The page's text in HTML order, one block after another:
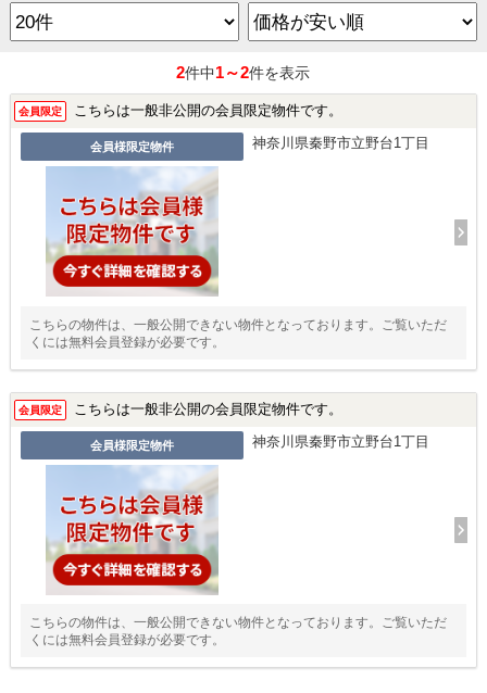
2件中1～2件を表示
会員限定 こちらは一般非公開の会員限定物件です。
会員様限定物件 神奈川県秦野市立野台1丁目
こちらの物件は、一般公開できない物件となっております。ご覧いただ
くには無料会員登録が必要です。
会員限定 こちらは一般非公開の会員限定物件です。
会員様限定物件 神奈川県秦野市立野台1丁目
こちらの物件は、一般公開できない物件となっております。ご覧いただ
くには無料会員登録が必要です。